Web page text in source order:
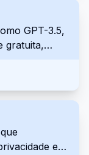
GPT-3.5,
gratuita,
e